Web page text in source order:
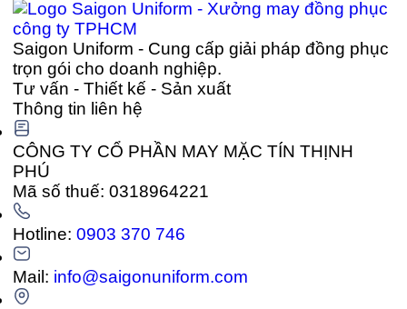
Saigon Uniform - Cung cấp giải pháp đồng phục
trọn gói cho doanh nghiệp.
Tư vấn - Thiết kế - Sản xuất
Thông tin liên hệ
CÔNG TY CỔ PHẦN MAY MẶC TÍN THỊNH
PHÚ
Mã số thuế: 0318964221
Hotline:0903 370 746
Mail: info@saigonuniform.com